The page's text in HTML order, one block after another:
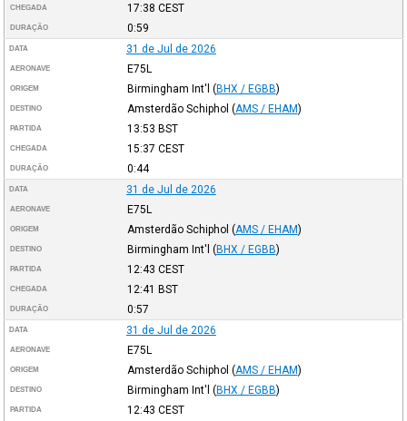
CHEGADA 17:38 CEST
DURAÇÃO 0:59
DATA 31 de Jul de 2026
AERONAVE E75L
ORIGEM Birmingham Int'l (BHX / EGBB)
DESTINO Amsterdão Schiphol (AMS / EHAM)
PARTIDA 13:53 BST
CHEGADA 15:37 CEST
DURAÇÃO 0:44
DATA 31 de Jul de 2026
AERONAVE E75L
ORIGEM Amsterdão Schiphol (AMS / EHAM)
DESTINO Birmingham Int'l (BHX / EGBB)
PARTIDA 12:43 CEST
CHEGADA 12:41 BST
DURAÇÃO 0:57
DATA 31 de Jul de 2026
AERONAVE E75L
ORIGEM Amsterdão Schiphol (AMS / EHAM)
DESTINO Birmingham Int'l (BHX / EGBB)
PARTIDA 12:43 CEST